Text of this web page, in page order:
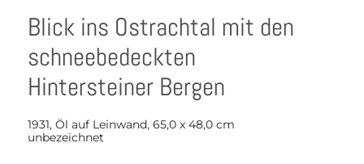
Blick ins Ostrachtal mit den
schneebedeckten
Hintersteiner Bergen
1931, Öl auf Leinwand, 65,0 x 48,0 cm
unbezeichnet